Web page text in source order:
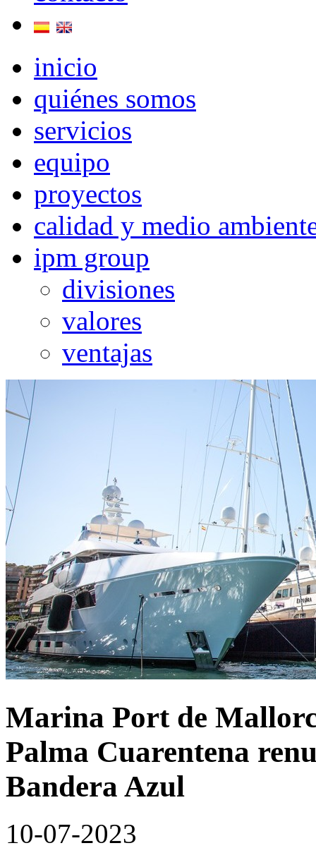
inicio
quiénes somos
servicios
equipo
proyectos
calidad y medio
ipm group
divisiones
valores
ventajas
Marina Port de
Palma Cuarentena
Bandera Azul
10-07-2023